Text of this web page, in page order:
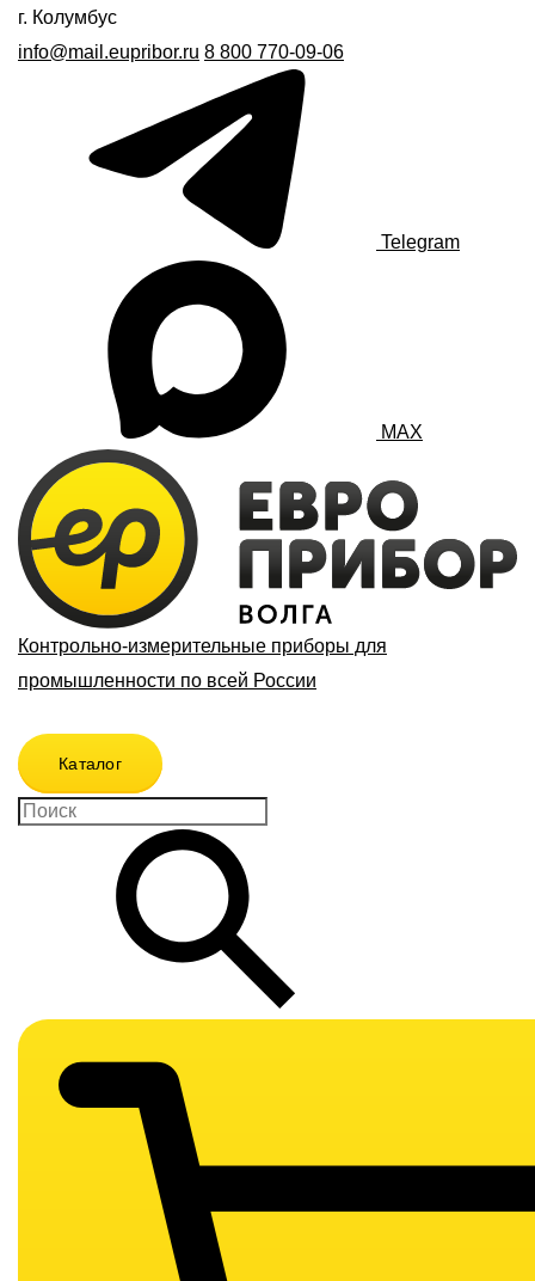
г. Колумбус
info@mail.eupribor.ru 8 800 770-09-06
Telegram
MAX
Контрольно-измерительные приборы для
промышленности по всей России
Каталог